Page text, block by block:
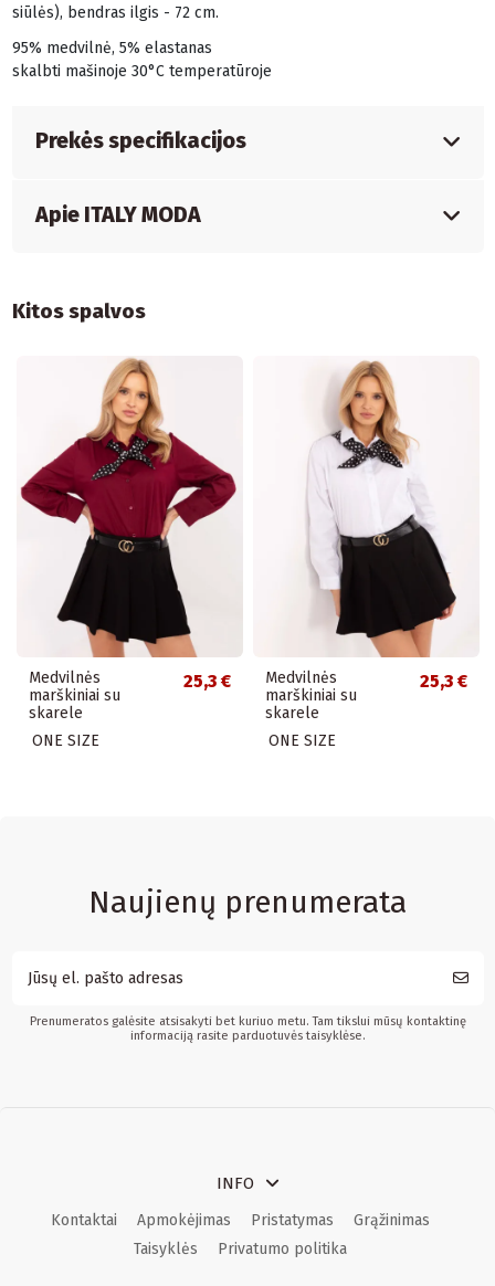
siūlės), bendras ilgis - 72 cm.
95% medvilnė, 5% elastanas
skalbti mašinoje 30°C temperatūroje
Prekės specifikacijos
Apie ITALY MODA
Kitos spalvos
Medvilnės
marškiniai su
skarele
25,3 €
ONE SIZE
Medvilnės
marškiniai su
skarele
25,3 €
ONE SIZE
Naujienų prenumerata
Prenumeratos galėsite atsisakyti bet kuriuo metu. Tam tikslui mūsų kontaktinę
informaciją rasite parduotuvės taisyklėse.
INFO
Kontaktai Apmokėjimas Pristatymas
Grąžinimas
Taisyklės
Privatumo politika